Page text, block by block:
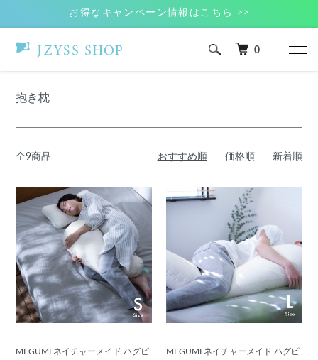
お得なキャンペーン情報はこちら >>
0
ホーム
抱き枕
全9商品 おすすめ順 価格順 新着順
MEGUMI ネイチャーメイド ハグピ
MEGUMI ネイチャーメイド ハグピ